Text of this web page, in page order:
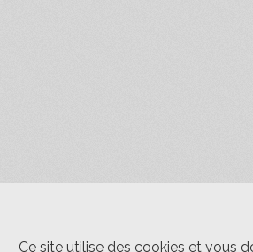
Ce site utilise des cookies et vous